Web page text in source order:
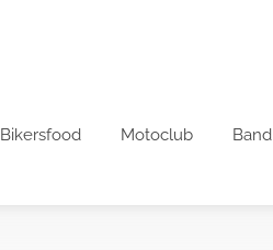
Bikersfood Motoclub Band